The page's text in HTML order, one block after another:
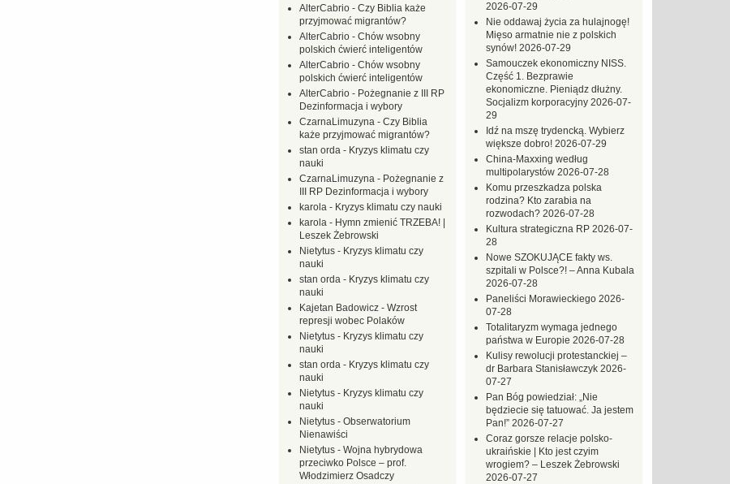
2026-07-29
Nie oddawaj życia za hulajnogę!
Mięso armatnie nie z polskich
synów! 2026-07-29
Samouczek ekonomiczny NISS.
Część 1. Bezprawie
ekonomiczne. Pieniądz dłużny.
Socjalizm korporacyjny 2026-07-
29
Idź na mszę trydencką. Wybierz
większe dobro! 2026-07-29
China-Maxxing według
multipolarystów 2026-07-28
Komu przeszkadza polska
rodzina? Kto zarabia na
rozwodach? 2026-07-28
Kultura strategiczna RP 2026-07-
28
Nowe SZOKUJĄCE fakty ws.
szpitali w Polsce?! – Anna Kubala
2026-07-28
Paneliści Morawieckiego 2026-
07-28
Totalitaryzm wymaga jednego
państwa w Europie 2026-07-28
Kulisy rewolucji protestanckiej –
dr Barbara Stanisławczyk 2026-
07-27
Pan Bóg powiedział: „Nie
będziecie się tatuować. Ja jestem
Pan!” 2026-07-27
Coraz gorsze relacje polsko-
ukraińskie | Kto jest czyim
wrogiem? – Leszek Żebrowski
2026-07-27
AlterCabrio - Czy Biblia każe
przyjmować migrantów?
AlterCabrio - Chów wsobny
polskich ćwierć inteligentów
AlterCabrio - Chów wsobny
polskich ćwierć inteligentów
AlterCabrio - Pożegnanie z III RP
Dezinformacja i wybory
CzarnaLimuzyna - Czy Biblia
każe przyjmować migrantów?
stan orda - Kryzys klimatu czy
nauki
CzarnaLimuzyna - Pożegnanie z
III RP Dezinformacja i wybory
karola - Kryzys klimatu czy nauki
karola - Hymn zmienić TRZEBA! |
Leszek Żebrowski
Nietytus - Kryzys klimatu czy
nauki
stan orda - Kryzys klimatu czy
nauki
Kajetan Badowicz - Wzrost
represji wobec Polaków
Nietytus - Kryzys klimatu czy
nauki
stan orda - Kryzys klimatu czy
nauki
Nietytus - Kryzys klimatu czy
nauki
Nietytus - Obserwatorium
Nienawiści
Nietytus - Wojna hybrydowa
przeciwko Polsce – prof.
Włodzimierz Osadczy